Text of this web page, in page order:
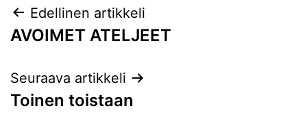
Artikkelien
selaus
Edellinen artikkeli
AVOIMET ATELJEET
Seuraava artikkeli
Toinen toistaan